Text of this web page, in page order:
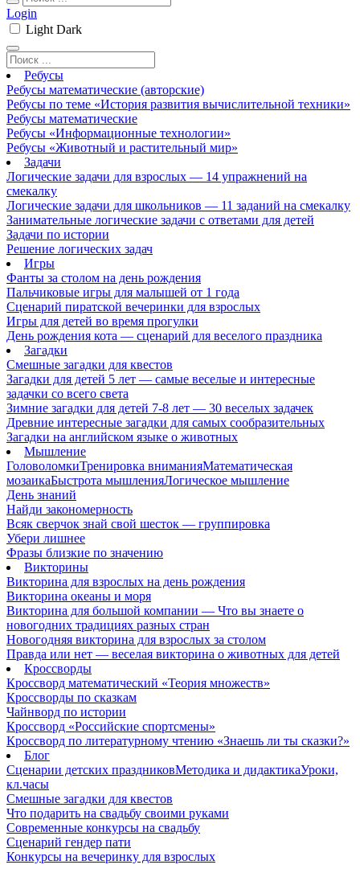
Login
Light Dark
Ребусы
Ребусы математические (авторские)
Ребусы по теме «История развития вычислительной техники»
Ребусы математические
Ребусы «Информационные технологии»
Ребусы «Животный и растительный мир»
Задачи
Логические задачи для взрослых — 14 упражнений на
смекалку
Логические задачи для школьников — 11 заданий на смекалку
Занимательные логические задачи с ответами для детей
Задачи по истории
Решение логических задач
Игры
Фанты за столом на день рождения
Пальчиковые игры для малышей от 1 года
Сценарий пиратской вечеринки для взрослых
Игры для детей во время прогулки
День рождения кота — сценарий для веселого праздника
Загадки
Смешные загадки для квестов
Загадки для детей 5 лет — самые веселые и интересные
задачки со всего света
Зимние загадки для детей 7-8 лет — 30 веселых задачек
Древние интересные загадки для самых сообразительных
Загадки на английском языке о животных
Мышление
ГоловоломкиТренировка вниманияМатематическая
мозаикаБыстрота мышленияЛогическое мышление
День знаний
Найди закономерность
Всяк сверчок знай свой шесток — группировка
Убери лишнее
Фразы близкие по значению
Викторины
Викторина для взрослых на день рождения
Викторина океаны и моря
Викторина для большой компании — Что вы знаете о
новогодних традициях разных стран
Новогодняя викторина для взрослых за столом
Правда или нет — веселая викторина о животных для детей
Кроссворды
Кроссворд математический «Теория множеств»
Кроссворды по сказкам
Чайнворд по истории
Кроссворд «Российские спортсмены»
Кроссворд по литературному чтению «Знаешь ли ты сказки?»
Блог
Сценарии детских праздниковМетодика и дидактикаУроки,
кл.часы
Смешные загадки для квестов
Что подарить на свадьбу своими руками
Современные конкурсы на свадьбу
Сценарий гендер пати
Конкурсы на вечеринку для взрослых